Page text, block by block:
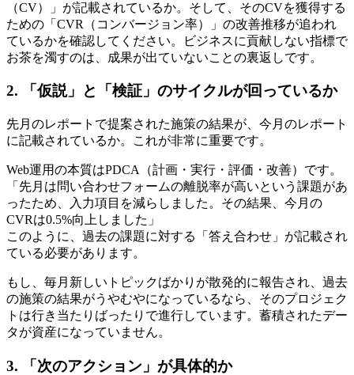
（CV）」が記載されているか。そして、そのCVを獲得する
ための「CVR（コンバージョン率）」の改善推移が追われ
ているかを確認してください。ビジネスに貢献しない指標で
お茶を濁すのは、成果が出ていないことの裏返しです。
2. 「仮説」と「検証」のサイクルが回っているか
先月のレポートで提案された施策の結果が、今月のレポート
に記載されているか。これが非常に重要です。
Web運用の本質はPDCA（計画・実行・評価・改善）です。
「先月は問い合わせフォームの離脱率が高いという課題があ
ったため、入力項目を減らしました。その結果、今月の
CVRは0.5%向上しました」
このように、過去の課題に対する「答え合わせ」が記載され
ている必要があります。
もし、毎月新しいトピックばかりが散発的に報告され、過去
の施策の結果がうやむやになっているなら、そのプロジェク
トは行き当たりばったりで進行しています。蓄積されたデー
タが資産になっていません。
3. 「次のアクション」が具体的か